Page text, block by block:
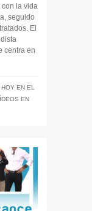
la vida
seguido
El
centra en
EN EL
EN